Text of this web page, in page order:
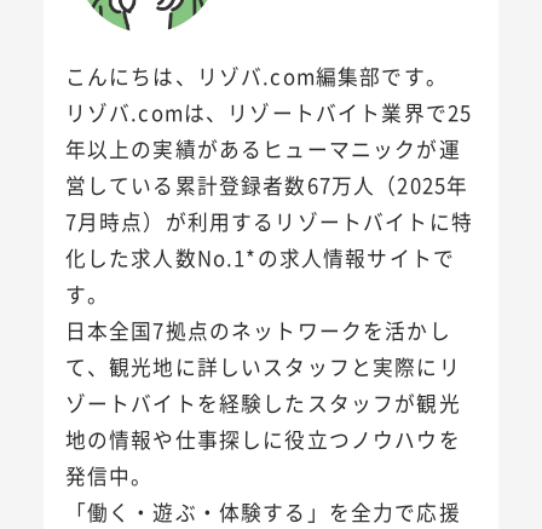
こんにちは、リゾバ.com編集部です。
リゾバ.comは、リゾートバイト業界で25
年以上の実績があるヒューマニックが運
営している累計登録者数67万人（2025年
7月時点）が利用するリゾートバイトに特
化した求人数No.1*の求人情報サイトで
す。
日本全国7拠点のネットワークを活かし
て、観光地に詳しいスタッフと実際にリ
ゾートバイトを経験したスタッフが観光
地の情報や仕事探しに役立つノウハウを
発信中。
「働く・遊ぶ・体験する」を全力で応援